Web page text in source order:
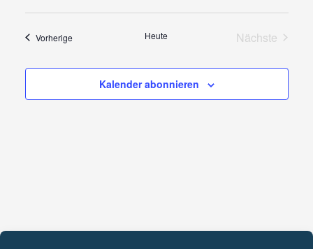
VorherigeVeranstaltungen Heute
Nächste
Kalender abonnieren